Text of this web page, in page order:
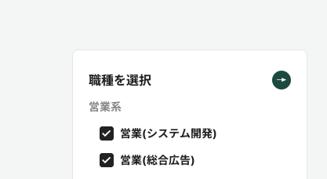
職種を選択
営業系
営業(システム開発)
営業(総合広告)